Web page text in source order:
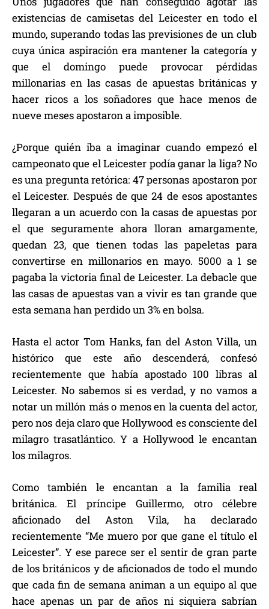
existencias de camisetas del Leicester en todo el
mundo, superando todas las previsiones de un club
cuya única aspiración era mantener la categoría y
que el domingo puede provocar pérdidas
millonarias en las casas de apuestas británicas y
hacer ricos a los soñadores que hace menos de
nueve meses apostaron a imposible.
¿Porque quién iba a imaginar cuando empezó el
campeonato que el Leicester podía ganar la liga? No
es una pregunta retórica: 47 personas apostaron por
el Leicester. Después de que 24 de esos apostantes
llegaran a un acuerdo con la casas de apuestas por
el que seguramente ahora lloran amargamente,
quedan 23, que tienen todas las papeletas para
convertirse en millonarios en mayo. 5000 a 1 se
pagaba la victoria final de Leicester. La debacle que
las casas de apuestas van a vivir es tan grande que
esta semana han perdido un 3% en bolsa.
Hasta el actor Tom Hanks, fan del Aston Villa, un
histórico que este año descenderá, confesó
recientemente que había apostado 100 libras al
Leicester. No sabemos si es verdad, y no vamos a
notar un millón más o menos en la cuenta del actor,
pero nos deja claro que Hollywood es consciente del
milagro trasatlántico. Y a Hollywood le encantan
los milagros.
Como también le encantan a la familia real
británica. El príncipe Guillermo, otro célebre
aficionado del Aston Vila, ha declarado
recientemente “Me muero por que gane el título el
Leicester”. Y ese parece ser el sentir de gran parte
de los británicos y de aficionados de todo el mundo
que cada fin de semana animan a un equipo al que
hace apenas un par de años ni siquiera sabrían